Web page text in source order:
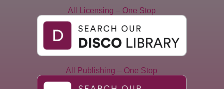
All Licensing – One Stop
All Licensing + Publishing
All Publishing – One Stop